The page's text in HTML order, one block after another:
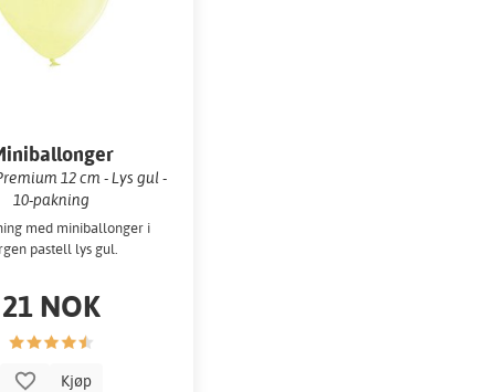
12 cm - Lys gul -
10-pakning
med miniballonger i
pastell lys gul.
21 NOK
Kjøp